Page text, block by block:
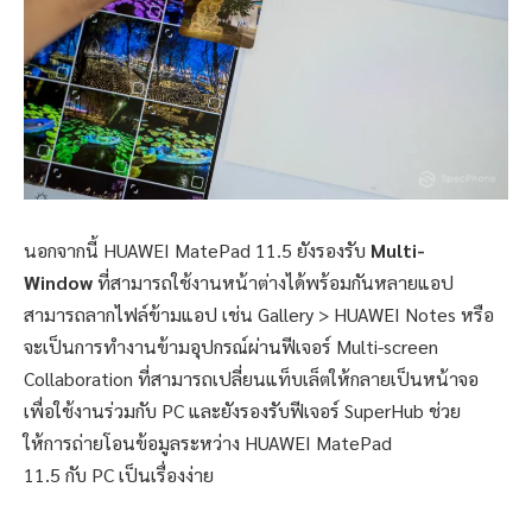
นอกจากนี้ HUAWEI MatePad 11.5 ยังรองรับ Multi-
Windowที่สามารถใช้งานหน้าต่างได้พร้อมกันหลายแอป
สามารถลากไฟล์ข้ามแอป เช่น Gallery > HUAWEI Notes หรือ
จะเป็นการทำงานข้ามอุปกรณ์ผ่านฟีเจอร์ Multi-screen
Collaboration ที่สามารถเปลี่ยนแท็บเล็ตให้กลายเป็นหน้าจอ
เพื่อใช้งานร่วมกับ PC และยังรองรับฟีเจอร์ SuperHub ช่วย
ให้การถ่ายโอนข้อมูลระหว่าง HUAWEI MatePad
11.5 กับ PC เป็นเรื่องง่าย